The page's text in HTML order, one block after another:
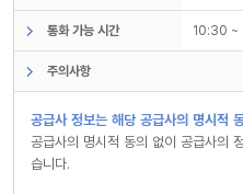
통화 가능 시간 10:30
주의사항
공급사 정보는 해당 공급사의 명시적
공급사의 명시적 동의 없이 공급사의
습니다.